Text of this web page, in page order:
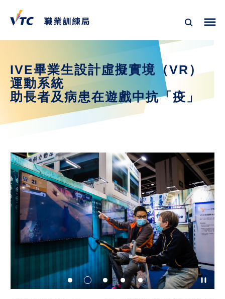
IVE畢業生設計虛擬實境（VR）
運動系統
助長者及病患在遊戲中抗「疫」